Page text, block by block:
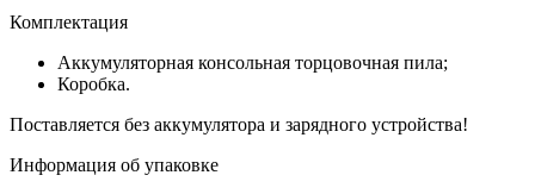
Комплектация
Аккумуляторная консольная торцовочная пила;
Коробка.
Поставляется без аккумулятора и зарядного устройства!
Информация об упаковке